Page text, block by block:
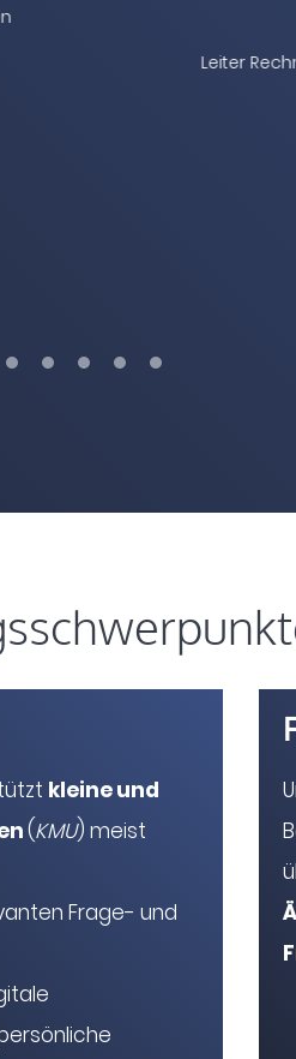
kleine und
(KMU) meist
Frage- und